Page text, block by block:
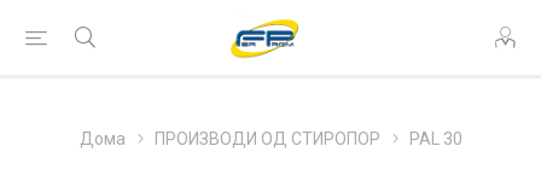
Дома ПРОИЗВОДИ ОД СТИРОПОР PAL 30